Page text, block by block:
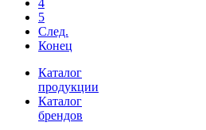
4
5
След.
Конец
Каталог
продукции
Каталог
брендов